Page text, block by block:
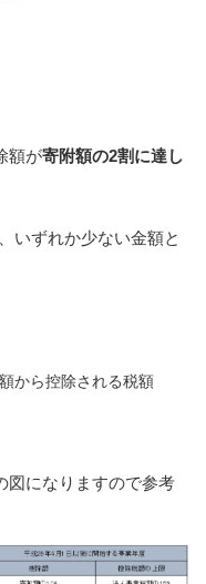
額が寄附額の2割に達し
いずれか少ない金額と
から控除される税額
図になりますので参考